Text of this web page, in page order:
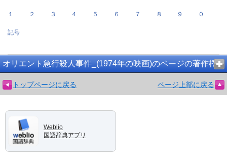
１ ２ ３ ４ ５ ６ ７ ８ ９ ０
記号
オリエント急行殺人事件_(1974年の映画)のページの著作権
トップページに戻る ページ上部に戻る
Weblio
国語辞典アプリ